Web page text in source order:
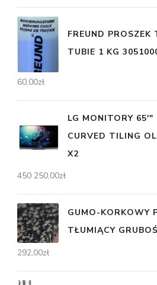
FREUND PROSZEK
TUBIE 1 KG
60,00zł
LG MONITORY 65'"
CURVED TILING
X2
450 250,00zł
GUMO-KORKOWY
TŁUMIĄCY
292,00zł